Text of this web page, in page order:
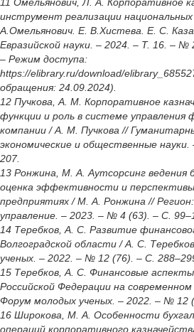
инструмент реализации
А.Омельянович. Е. В.Хистева. Е. С.
Евразийской науки. – 2024. – Т. 16. – №
– Режим доступа:
https://elibrary.ru/download/
обращения: 24.09.2024).
12 Пучкова, А. М. Корпоративное
функции и роль в системе
компании / А. М. Пучкова //
экономические и общественные
207.
13 Ронжина, М. А. Аутсорсинг ведения
оценка эффективности и
предприятиях / М. А. Ронжина //
управление. – 2023. – № 4 (63). – С.
14 Теребков, А. С. Развитие
Волгоградской области / А. С.
ученых. – 2022. – № 12 (76). – С.
15 Теребков, А. С. Финансовые
Российской Федерации на
Форум молодых ученых. – 2022. – № 12
16 Широкова, М. А. Особенности
операций корпоративного